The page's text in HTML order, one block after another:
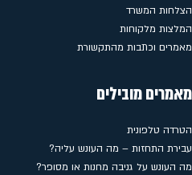
הצלחות המשרד
המלצות מלקוחות
מאמרים וכתבות מהתקשורת
מאמרים מובילים
הטרדה טלפונית
עבירת התחזות – מה העונש עליה?
מה העונש על גניבה מחנות או מסופר?